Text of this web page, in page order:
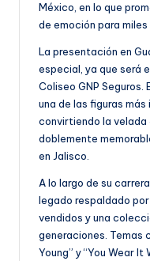
México, en lo que
de emoción para
La presentación en
especial, ya que será
Coliseo GNP
una de las figuras
convirtiendo la
doblemente
en Jalisco.
A lo largo de su
legado respaldado
vendidos y una
generaciones. Temas
Young” y “You Wear